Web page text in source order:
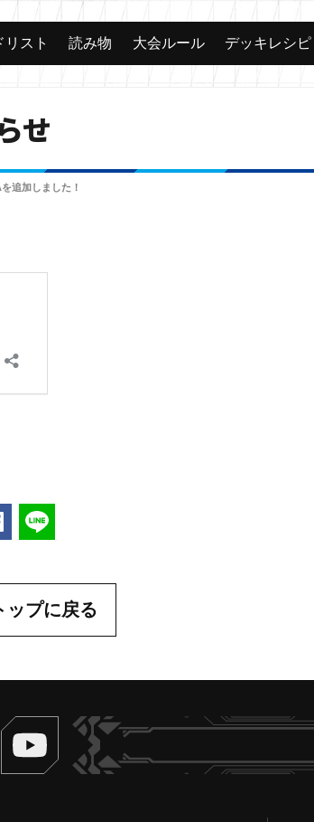
カード
リスト 読み物 大会ルール デッキレシピ
せ
追加しました！
トする
Facebookでシェアする
ップに戻る
ヴァンガードch